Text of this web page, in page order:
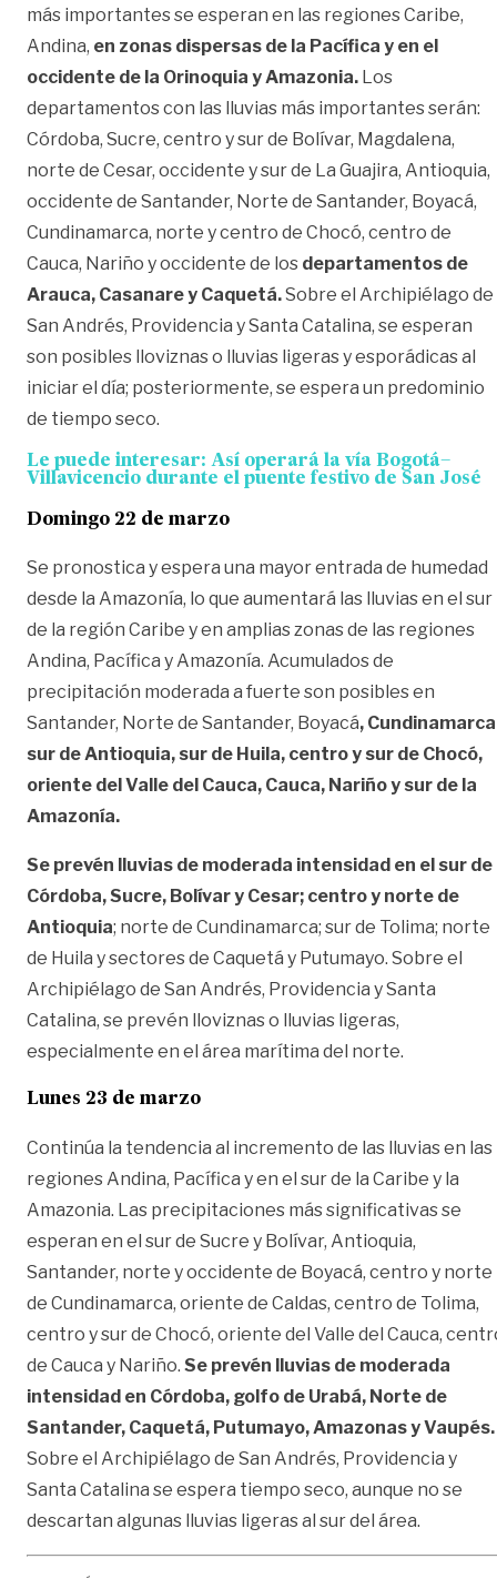
más importantes se esperan en las regiones Caribe,
Andina, en zonas dispersas de la Pacífica y en el
occidente de la Orinoquia y Amazonia. Los
departamentos con las lluvias más importantes serán:
Córdoba, Sucre, centro y sur de Bolívar, Magdalena,
norte de Cesar, occidente y sur de La Guajira, Antioquia,
occidente de Santander, Norte de Santander, Boyacá,
Cundinamarca, norte y centro de Chocó, centro de
Cauca, Nariño y occidente de los departamentos de
Arauca, Casanare y Caquetá.Sobre el Archipiélago de
San Andrés, Providencia y Santa Catalina, se esperan
son posibles lloviznas o lluvias ligeras y esporádicas al
iniciar el día; posteriormente, se espera un predominio
de tiempo seco.
Le puede interesar: Así operará la vía Bogotá–
Villavicencio durante el puente festivo de San José
Domingo 22 de marzo
Se pronostica y espera una mayor entrada de humedad
desde la Amazonía, lo que aumentará las lluvias en el sur
de la región Caribe y en amplias zonas de las regiones
Andina, Pacífica y Amazonía. Acumulados de
precipitación moderada a fuerte son posibles en
Santander, Norte de Santander, Boyacá,
sur de Antioquia, sur de Huila, centro y sur de Chocó,
oriente del Valle del Cauca, Cauca, Nariño y sur de la
Amazonía.
Se prevén lluvias de moderada intensidad en el sur de
Córdoba, Sucre, Bolívar y Cesar; centro y norte de
Antioquia; norte de Cundinamarca; sur de Tolima; norte
de Huila y sectores de Caquetá y Putumayo. Sobre el
Archipiélago de San Andrés, Providencia y Santa
Catalina, se prevén lloviznas o lluvias ligeras,
especialmente en el área marítima del norte.
Lunes 23 de marzo
Continúa la tendencia al incremento de las lluvias en las
regiones Andina, Pacífica y en el sur de la Caribe y la
Amazonia. Las precipitaciones más significativas se
esperan en el sur de Sucre y Bolívar, Antioquia,
Santander, norte y occidente de Boyacá, centro y norte
de Cundinamarca, oriente de Caldas, centro de Tolima,
centro y sur de Chocó, oriente del Valle del Cauca,
de Cauca y Nariño. Se prevén lluvias de moderada
intensidad en Córdoba, golfo de Urabá, Norte de
Santander, Caquetá, Putumayo, Amazonas y Vaupés.
Sobre el Archipiélago de San Andrés, Providencia y
Santa Catalina se espera tiempo seco, aunque no se
descartan algunas lluvias ligeras al sur del área.